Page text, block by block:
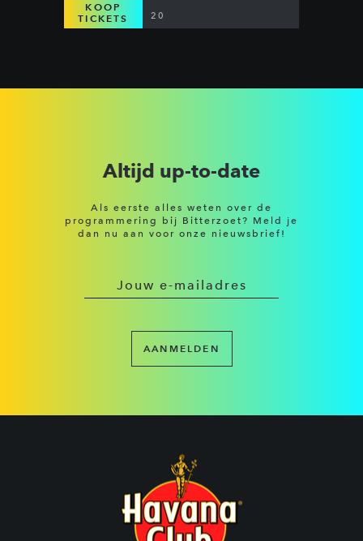
KOOP
TICKETS
20
Altijd up-to-date
Als eerste alles weten over de
programmering bij Bitterzoet? Meld je
dan nu aan voor onze nieuwsbrief!
AANMELDEN